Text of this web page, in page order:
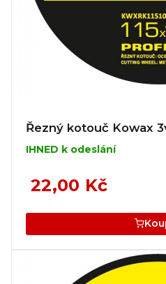
Řezný kotouč Kowax
IHNED k odeslání
22,00 Kč